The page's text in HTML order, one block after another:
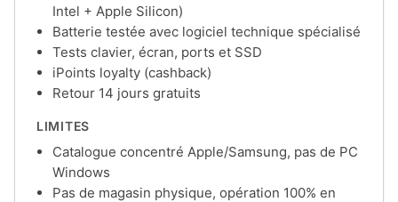
Intel + Apple Silicon)
Batterie testée avec logiciel technique spécialisé
Tests clavier, écran, ports et SSD
iPoints loyalty (cashback)
Retour 14 jours gratuits
LIMITES
Catalogue concentré Apple/Samsung, pas de PC
Windows
Pas de magasin physique, opération 100% en